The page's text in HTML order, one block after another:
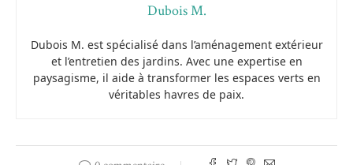
Dubois M.
Dubois M. est spécialisé dans l’aménagement extérieur
et l’entretien des jardins. Avec une expertise en
paysagisme, il aide à transformer les espaces verts en
véritables havres de paix.